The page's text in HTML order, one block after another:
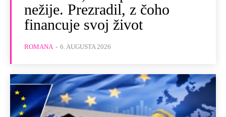
nežije. Prezradil, z čoho
financuje svoj život
ROMANA - 6. AUGUSTA 2026